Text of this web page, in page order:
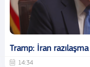
Tramp: İran
14:34